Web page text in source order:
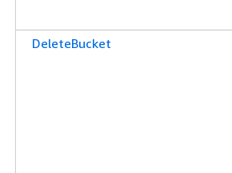
DeleteBucket